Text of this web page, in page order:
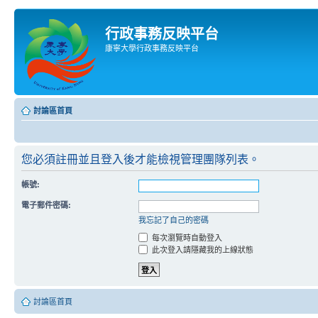
行政事務反映平台
康寧大學行政事務反映平台
討論區首頁
您必須註冊並且登入後才能檢視管理團隊列表。
帳號:
電子郵件密碼:
我忘記了自己的密碼
每次瀏覽時自動登入
此次登入請隱藏我的上線狀態
討論區首頁